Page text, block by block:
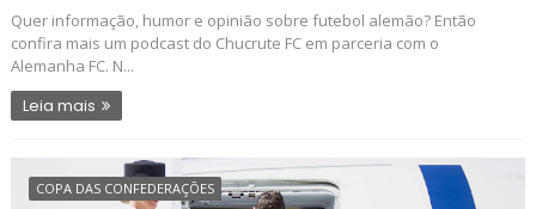
Quer informação, humor e opinião sobre futebol alemão? Então
confira mais um podcast do Chucrute FC em parceria com o
Alemanha FC. N...
Leia mais
COPA DAS CONFEDERAÇÕES